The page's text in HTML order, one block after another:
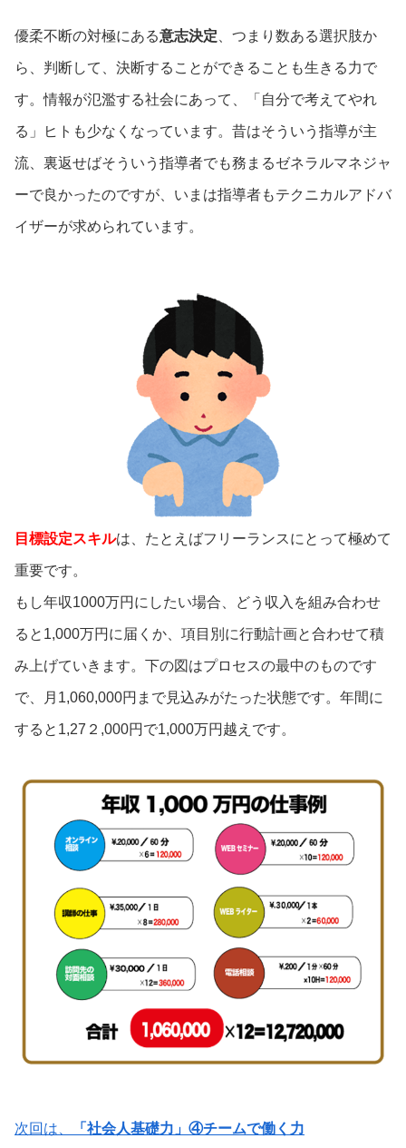
優柔不断の対極にある意志決定 、つまり数ある選択肢か
ら、判断して、決断することができることも生きる力で
す。情報が氾濫する社会にあって、「自分で考えてやれ
る」ヒトも少なくなっています。昔はそういう指導が主
流、裏返せばそういう指導者でも務まるゼネラルマネジャ
ーで良かったのですが、いまは指導者もテクニカルアドバ
イザーが求められています。
目標設定スキルは、たとえばフリーランスにとって極めて
重要です。
もし年収1000万円にしたい場合、どう収入を組み合わせ
ると1,000万円に届くか、項目別に行動計画と合わせて積
み上げていきます。下の図はプロセスの最中のものです
で、月1,060,000円まで見込みがたった状態です。年間に
すると1,27２,000円で1,000万円越えです。
次回は、 「社会人基礎力」④チームで働く力